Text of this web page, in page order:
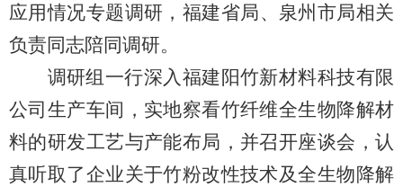
应用情况专题调研 ， 福建省局、泉州市局相关
负责同志陪同调研。
调研组一行深入福建阳竹新材料科技有限
公司生产车间，实地察看竹纤维全生物降解材
料的研发工艺与产能布局，并召开座谈会，认
真听取了企业关于竹粉改性技术及全生物降解